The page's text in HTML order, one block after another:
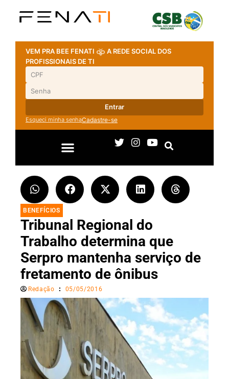
VEM PRA BEE FENATI
A REDE SOCIAL DOS
PROFISSIONAIS DE TI
Entrar
Esqueci minha senhaCadastre-se
BENEFÍCIOS
Tribunal Regional do
Trabalho determina que
Serpro mantenha serviço de
fretamento de ônibus
Redação 05/05/2016